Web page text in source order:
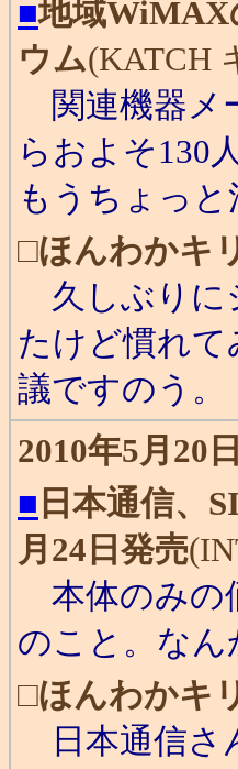
■地域WiMAX
ウム(KATCH
関連機器メ
らおよそ130
もうちょっ
□ほんわかキ
久しぶりに
たけど慣れ
議ですのう。
2010年5月20
■ 日本通信、
月24日発売
本体のみの
のこと。な
□ほんわかキ
日本通信さ